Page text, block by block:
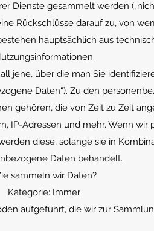
Dienste gesammelt werden
Rückschlüsse darauf zu, von
hauptsächlich aus
jene, über die man Sie
Daten“). Zu den
gehören, die von Zeit zu Zeit
IP-Adressen und mehr. Wenn
diese, solange sie in
Daten behandelt.
sammeln wir Daten?
Kategorie: Immer
aufgeführt, die wir zur